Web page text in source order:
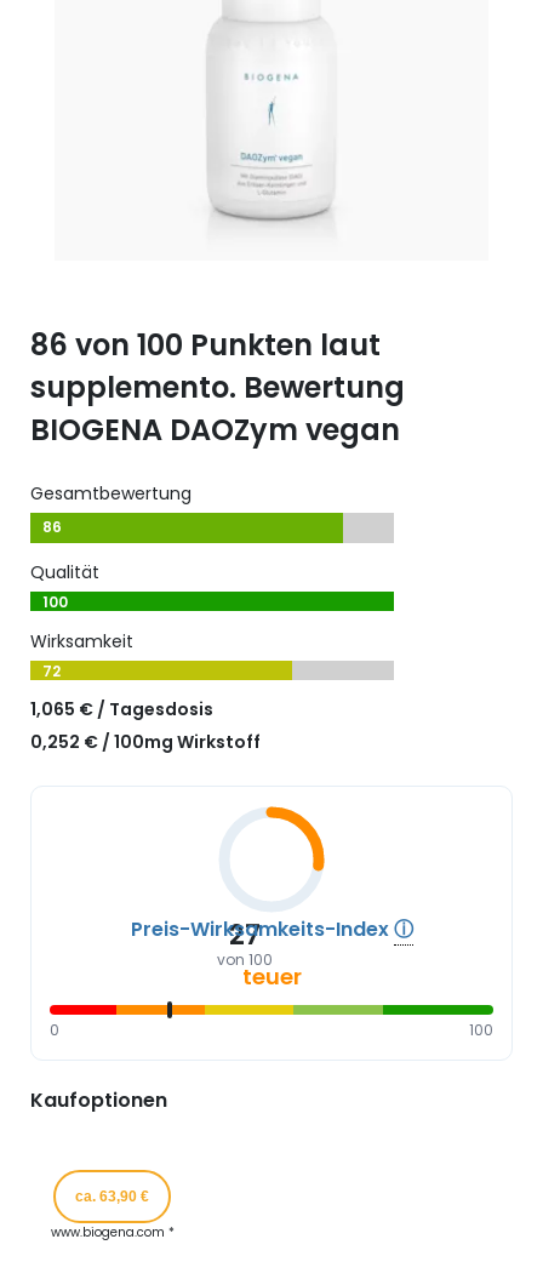
Selen (Se)
Silicium (Si)
Vitamin B12
86 von 100 Punkten laut
supplemento. Bewertung
BIOGENA DAOZym vegan
Gesamtbewertung
86
Qualität
100
Wirksamkeit
72
1,065 € / Tagesdosis
0,252 € / 100mg Wirkstoff
27
von 100
Preis-Wirksamkeits-Indexⓘ
teuer
0 100
Kaufoptionen
ca. 63,90 €
www.biogena.com *